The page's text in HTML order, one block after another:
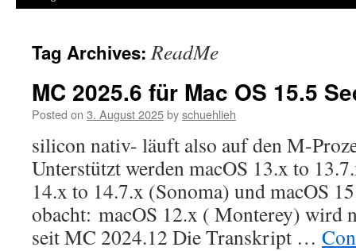
Tag Archives:ReadMe
MC 2025.6 für Mac OS 15.5
Posted on 3. August 2025byschuehlieh
silicon nativ- läuft also auf den M-
Unterstützt werden macOS 13.x to
14.x to 14.7.x (Sonoma) und macOS
obacht: macOS 12.x ( Monterey) wird
seit MC 2024.12 Die Transkript …